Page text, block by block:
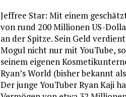
Jeffree Star: Mit einem
von rund 200 Millionen US-
an der Spitze. Sein Geld
Mogul nicht nur mit YouTube,
seinem eigenen
Ryan’s World (bisher bekannt
Der junge YouTuber Ryan Kaji